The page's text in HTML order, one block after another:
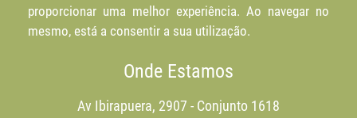
proporcionar uma melhor experiência. Ao navegar no
mesmo, está a consentir a sua utilização.
Onde Estamos
Av Ibirapuera, 2907 - Conjunto 1618